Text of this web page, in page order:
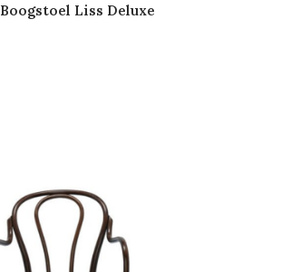
Boogstoel Liss Deluxe